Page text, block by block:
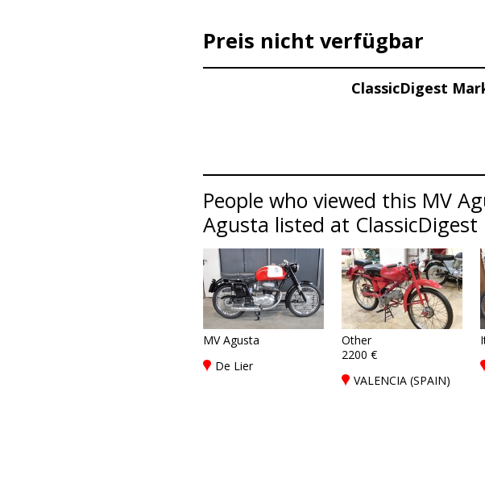
Preis nicht verfügbar
ClassicDigest
People who viewed this MV
Agusta listed at ClassicDigest
MV Agusta
De Lier
Other
2200 €
VALENCIA (SPAIN)